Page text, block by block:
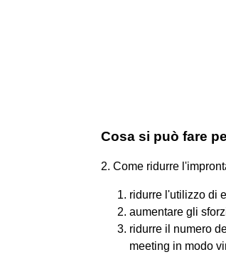
Cosa si può fare
2. Come ridurre
ridurre l'utilizzo di
aumentare gli
ridurre il numero
meeting in modo